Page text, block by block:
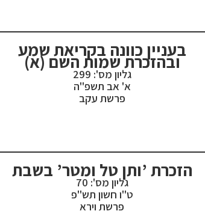
בעניין כוונה בקריאת שמע
ובהזכרת שמות השם (א)
גליון מס': 299
א' אב תשפ"ה
פרשת עקב
הזכרת ’ותן טל ומטר’ בשבת
גליון מס': 70
ט"ו חשון תש"פ
פרשת וירא